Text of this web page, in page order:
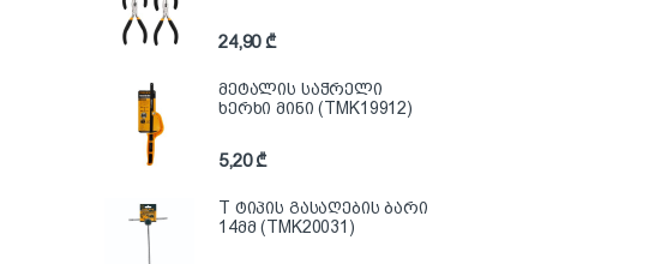
24,90₾
მეტალის საჭრელი
ხერხი მინი (TMK19912)
5,20₾
T ტიპის გასაღების ბარი
14მმ (TMK20031)